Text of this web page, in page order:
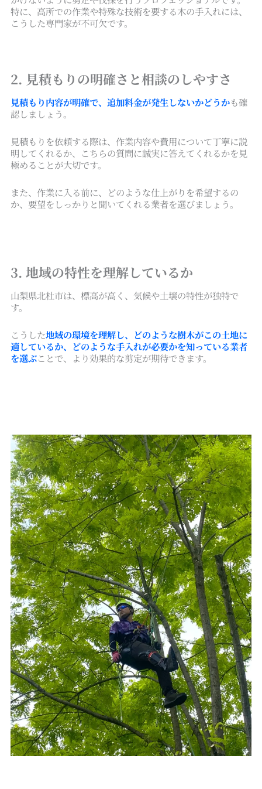
特に、高所での作業や特殊な技術を要する木の手入れには、
こうした専門家が不可欠です。
2. 見積もりの明確さと相談のしやすさ
見積もり内容が明確で、追加料金が発生しないかどうかも確
認しましょう。
見積もりを依頼する際は、作業内容や費用について丁寧に説
明してくれるか、こちらの質問に誠実に答えてくれるかを見
極めることが大切です。
また、作業に入る前に、どのような仕上がりを希望するの
か、要望をしっかりと聞いてくれる業者を選びましょう。
3. 地域の特性を理解しているか
山梨県北杜市は、標高が高く、気候や土壌の特性が独特で
す。
こうした地域の環境を理解し、どのような樹木がこの土地に
適しているか、どのような手入れが必要かを知っている業者
を選ぶことで、より効果的な剪定が期待できます。